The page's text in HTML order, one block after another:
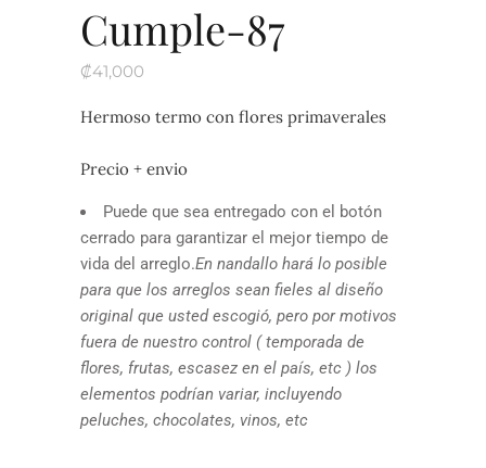
Cumple-87
₡41,000
Hermoso termo con flores primaverales
Precio + envio
Puede que sea entregado con el botón
cerrado para garantizar el mejor tiempo de
vida del arreglo.En nandallo hará lo posible
para que los arreglos sean fieles al diseño
original que usted escogió, pero por motivos
fuera de nuestro control ( temporada de
flores, frutas, escasez en el país, etc ) los
elementos podrían variar, incluyendo
peluches, chocolates, vinos, etc